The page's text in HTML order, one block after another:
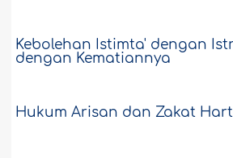
Kebolehan Istimta' dengan
dengan Kematiannya
Hukum Arisan dan Zakat